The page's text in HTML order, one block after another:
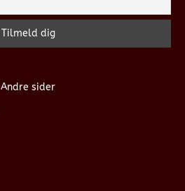
Andre sider